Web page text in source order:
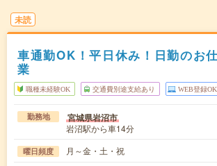
未読
車通勤OK！平日休み！日勤のお
業
職種未経験OK 交通費別途支給あり WEB登録OK
勤務地 宮城県岩沼市
岩沼駅から車14分
曜日頻度 月～金・土・祝